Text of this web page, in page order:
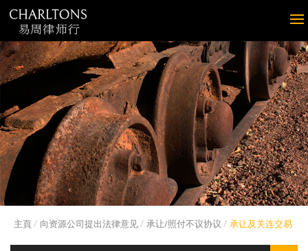
主頁 向资源公司提出法律意见 承让/照付不议协议 承让及关连交易